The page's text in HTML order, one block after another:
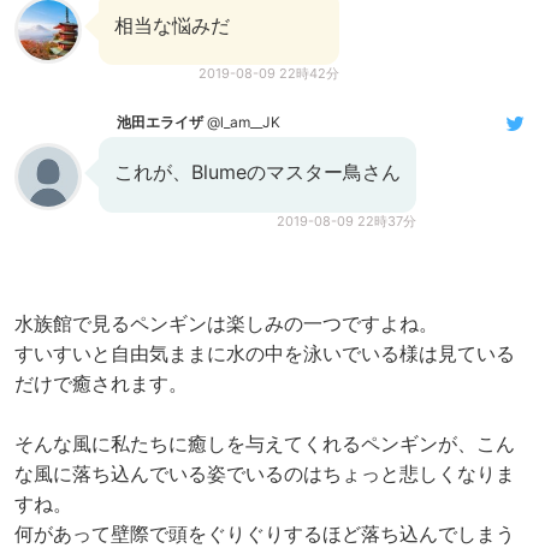
相当な悩みだ
2019-08-09 22時42分
池田エライザ@l_am__JK
これが、Blumeのマスター鳥さん
2019-08-09 22時37分
水族館で見るペンギンは楽しみの一つですよね。
すいすいと自由気ままに水の中を泳いでいる様は見ている
だけで癒されます。
そんな風に私たちに癒しを与えてくれるペンギンが、こん
な風に落ち込んでいる姿でいるのはちょっと悲しくなりま
すね。
何があって壁際で頭をぐりぐりするほど落ち込んでしまう